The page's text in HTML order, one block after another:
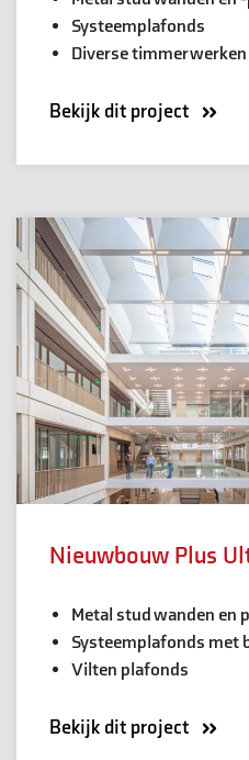
Systeemplafonds
Diverse timmerwerken
Bekijk dit project
Nieuwbouw Plus
Metal stud wanden en
Systeemplafonds met
Vilten plafonds
Bekijk dit project